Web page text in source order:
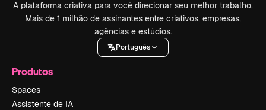
A plataforma criativa para você direcionar seu melhor trabalho.
Mais de 1 milhão de assinantes entre criativos, empresas,
agências e estúdios.
Português
Produtos
Spaces
Assistente de IA